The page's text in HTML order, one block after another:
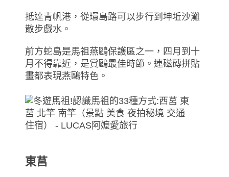
抵達青帆港，從環島路可以步行到坤坵沙灘
散步戲水。
前方蛇島是馬祖燕鷗保護區之一，四月到十
月不得靠近，是賞鷗最佳時節。連磁磚拼貼
畫都表現燕鷗特色。
東莒